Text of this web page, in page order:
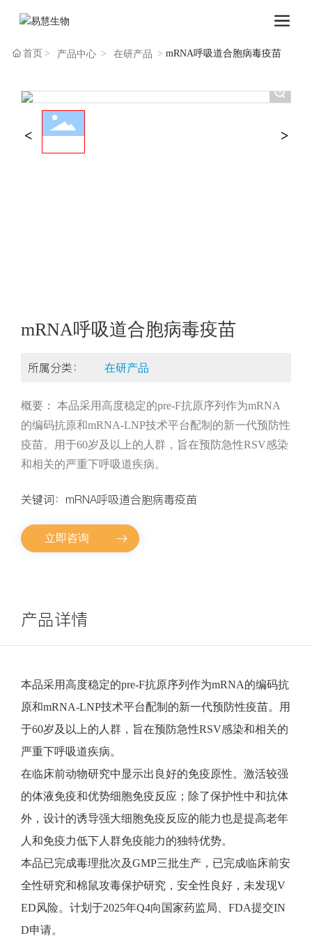
首页 产品中心 在研产品 mRNA呼吸道合胞病毒疫苗
+
mRNA呼吸道合胞病毒疫苗
所属分类： 在研产品
概要： 本品采用高度稳定的pre-F抗原序列作为mRNA
的编码抗原和mRNA-LNP技术平台配制的新一代预防性
疫苗。用于60岁及以上的人群，旨在预防急性RSV感染
和相关的严重下呼吸道疾病。
关键词： mRNA呼吸道合胞病毒疫苗
立即咨询
产品详情
本品采用高度稳定的pre-F抗原序列作为mRNA的编码抗
原和mRNA-LNP技术平台配制的新一代预防性疫苗。用
于60岁及以上的人群，旨在预防急性RSV感染和相关的
严重下呼吸道疾病。
在临床前动物研究中显示出良好的免疫原性。激活较强
的体液免疫和优势细胞免疫反应；除了保护性中和抗体
外，设计的诱导强大细胞免疫反应的能力也是提高老年
人和免疫力低下人群免疫能力的独特优势。
本品已完成毒理批次及GMP三批生产，已完成临床前安
全性研究和棉鼠攻毒保护研究，安全性良好，未发现V
ED风险。计划于2025年Q4向国家药监局、FDA提交IN
D申请。